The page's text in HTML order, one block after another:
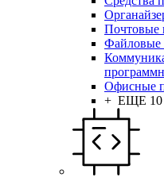
Почтовые
Файловые
Офисные
+ ЕЩЕ 10